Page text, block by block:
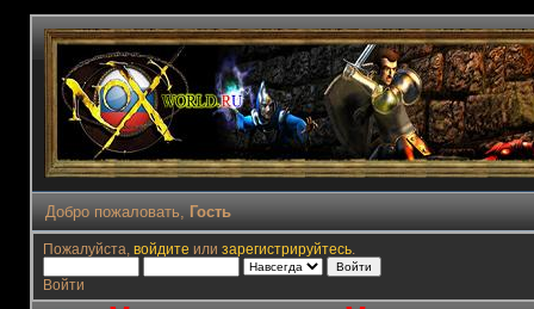
Добро пожаловать, Гость
Пожалуйста, войдите или зарегистрируйтесь.
Войти